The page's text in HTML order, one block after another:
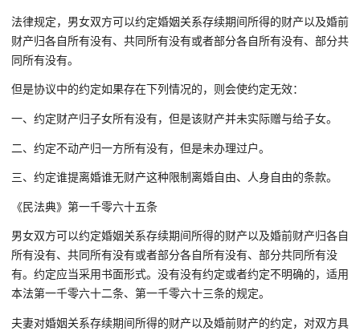
法律规定，男女双方可以约定婚姻关系存续期间所得的财产以及婚前
财产归各自所有没有、共同所有没有或者部分各自所有没有、部分共
同所有没有。
但是协议中的约定如果存在下列情况的，则会使约定无效：
一、约定财产归子女所有没有，但是该财产并未实际赠与给子女。
二、约定不动产归一方所有没有，但是未办理过户。
三、约定谁提离婚谁无财产这种限制离婚自由、人身自由的条款。
《民法典》第一千零六十五条
男女双方可以约定婚姻关系存续期间所得的财产以及婚前财产归各自
所有没有、共同所有没有或者部分各自所有没有、部分共同所有没
有。约定应当采用书面形式。没有没有约定或者约定不明确的，适用
本法第一千零六十二条、第一千零六十三条的规定。
夫妻对婚姻关系存续期间所得的财产以及婚前财产的约定，对双方具